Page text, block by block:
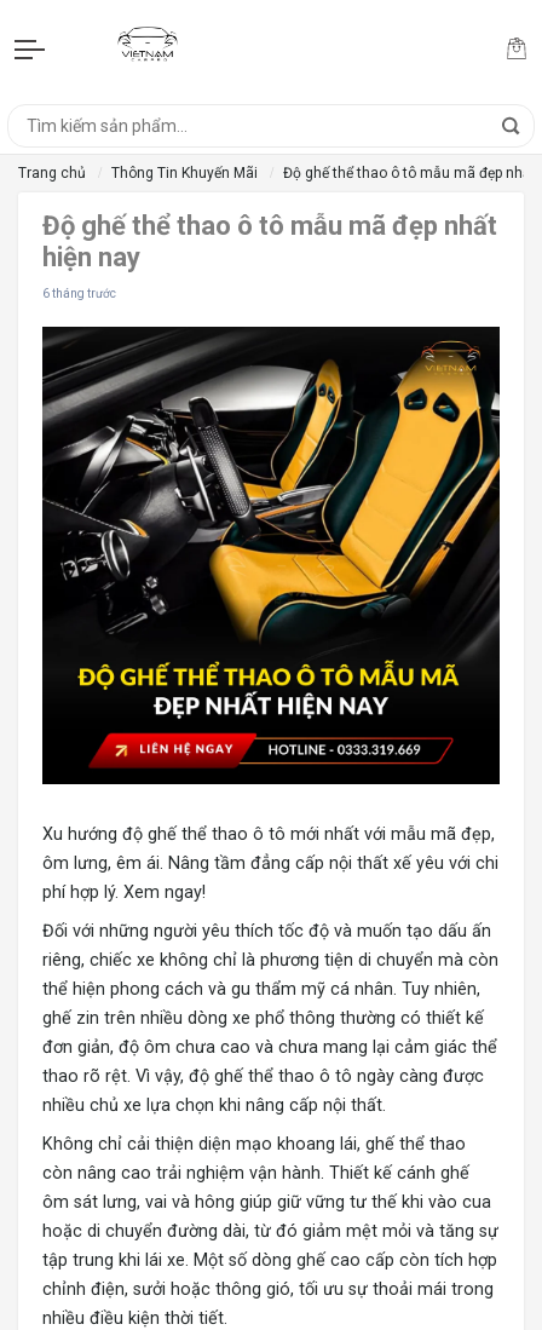
Trang chủ Thông Tin Khuyến Mãi Độ ghế thể thao ô tô mẫu mã đẹp nhất
Độ ghế thể thao ô tô mẫu mã đẹp nhất
hiện nay
6 tháng trước
Xu hướng độ ghế thể thao ô tô mới nhất với mẫu mã đẹp,
ôm lưng, êm ái. Nâng tầm đẳng cấp nội thất xế yêu với chi
phí hợp lý. Xem ngay!
Đối với những người yêu thích tốc độ và muốn tạo dấu ấn
riêng, chiếc xe không chỉ là phương tiện di chuyển mà còn
thể hiện phong cách và gu thẩm mỹ cá nhân. Tuy nhiên,
ghế zin trên nhiều dòng xe phổ thông thường có thiết kế
đơn giản, độ ôm chưa cao và chưa mang lại cảm giác thể
thao rõ rệt. Vì vậy, độ ghế thể thao ô tô ngày càng được
nhiều chủ xe lựa chọn khi nâng cấp nội thất.
Không chỉ cải thiện diện mạo khoang lái, ghế thể thao
còn nâng cao trải nghiệm vận hành. Thiết kế cánh ghế
ôm sát lưng, vai và hông giúp giữ vững tư thế khi vào cua
hoặc di chuyển đường dài, từ đó giảm mệt mỏi và tăng sự
tập trung khi lái xe. Một số dòng ghế cao cấp còn tích hợp
chỉnh điện, sưởi hoặc thông gió, tối ưu sự thoải mái trong
nhiều điều kiện thời tiết.